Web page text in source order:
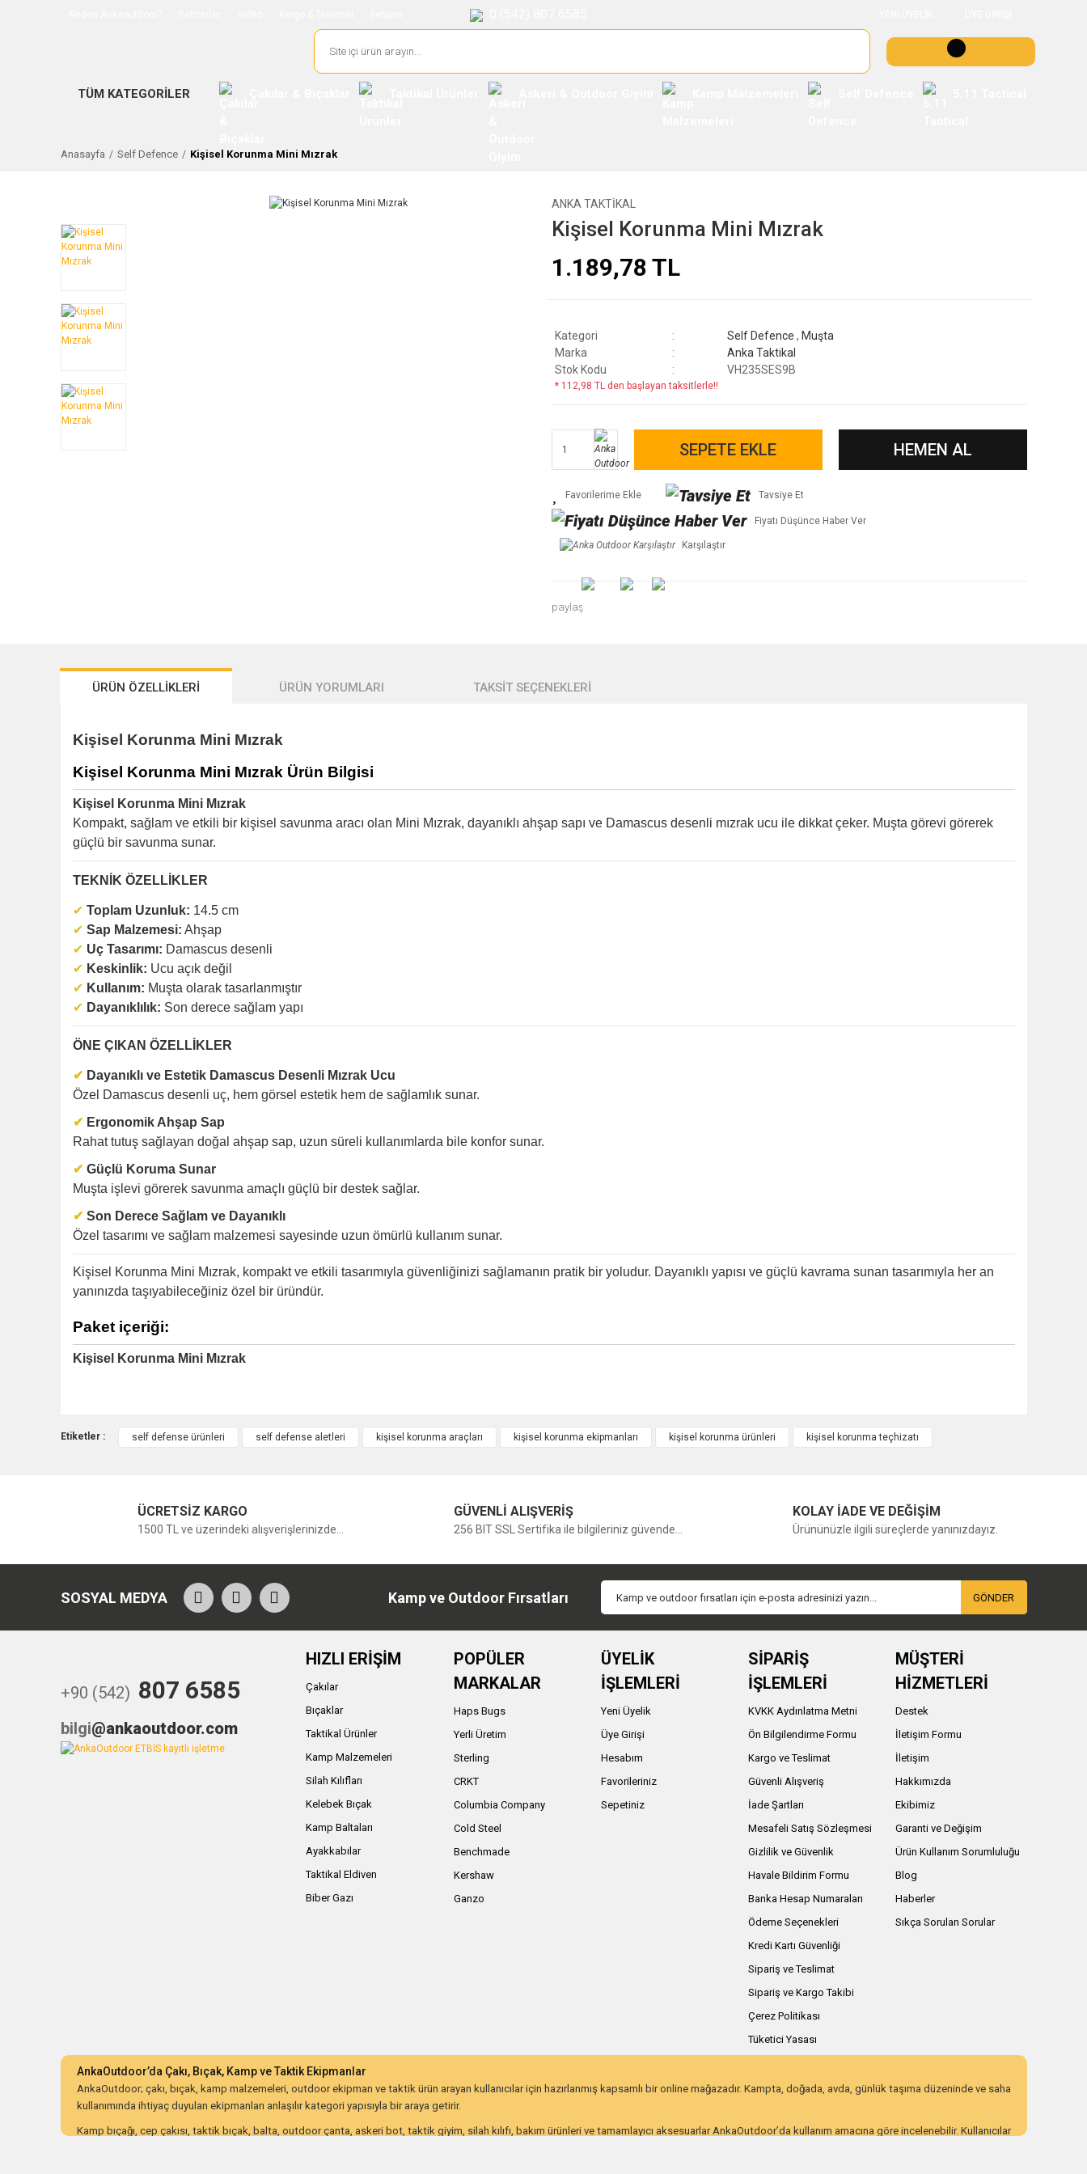
TÜM KATEGORİLER
Anasayfa Self Defence Kişisel Korunma Mini Mızrak
ANKA TAKTIKAL
Kişisel Korunma Mini Mızrak
1.189,78 TL
Kategori Self Defence , Muşta
Marka
Anka Taktikal
Stok Kodu
VH235SES9B
* 112,98 TL den başlayan taksitlerle!!
SEPETE EKLE HEMEN AL
Tavsiye Et
Fiyatı Düşünce Haber Ver
Karşılaştır
paylaş
ÜRÜN ÖZELLİKLERİ ÜRÜN YORUMLARI TAKSİT SEÇENEKLERİ
Kişisel Korunma Mini Mızrak
Kişisel Korunma Mini Mızrak Ürün Bilgisi
Kişisel Korunma Mini Mızrak
Kompakt, sağlam ve etkili bir kişisel savunma aracı olan Mini Mızrak, dayanıklı ahşap sapı ve Damascus desenli mızrak ucu ile dikkat çeker. Muşta görevi görerek
güçlü bir savunma sunar.
TEKNİK ÖZELLİKLER
✔ Toplam Uzunluk: 14.5 cm
✔ Sap Malzemesi: Ahşap
✔ Uç Tasarımı: Damascus desenli
✔ Keskinlik: Ucu açık değil
✔ Kullanım: Muşta olarak tasarlanmıştır
✔ Dayanıklılık: Son derece sağlam yapı
ÖNE ÇIKAN ÖZELLİKLER
✔ Dayanıklı ve Estetik Damascus Desenli Mızrak Ucu
Özel Damascus desenli uç, hem görsel estetik hem de sağlamlık sunar.
✔ Ergonomik Ahşap Sap
Rahat tutuş sağlayan doğal ahşap sap, uzun süreli kullanımlarda bile konfor sunar.
✔ Güçlü Koruma Sunar
Muşta işlevi görerek savunma amaçlı güçlü bir destek sağlar.
✔ Son Derece Sağlam ve Dayanıklı
Özel tasarımı ve sağlam malzemesi sayesinde uzun ömürlü kullanım sunar.
Kişisel Korunma Mini Mızrak, kompakt ve etkili tasarımıyla güvenliğinizi sağlamanın pratik bir yoludur. Dayanıklı yapısı ve güçlü kavrama sunan tasarımıyla her an
yanınızda taşıyabileceğiniz özel bir üründür.
Paket içeriği:
Kişisel Korunma Mini Mızrak
Yorum Yaz
Etiketler : self defense ürünleri self defense aletleri kişisel korunma araçları kişisel korunma ekipmanları kişisel korunma ürünleri kişisel korunma teçhizatı
ÜCRETSİZ KARGO
1500 TL ve üzerindeki alışverişlerinizde...
GÜVENLİ ALIŞVERİŞ
256 BIT SSL Sertifika ile bilgileriniz güvende...
KOLAY İADE VE DEĞİŞİM
Ürününüzle ilgili süreçlerde yanınızdayız.
SOSYAL MEDYA Kamp ve Outdoor Fırsatları GÖNDER
+90 (542) 807 6585
bilgi@ankaoutdoor.com
HIZLI ERİŞİM
Çakılar
Bıçaklar
Taktikal Ürünler
Kamp Malzemeleri
Silah Kılıfları
Kelebek Bıçak
Kamp Baltaları
Ayakkabılar
Taktikal Eldiven
Biber Gazı
POPÜLER
MARKALAR
Haps Bugs
Yerli Üretim
Sterling
CRKT
Columbia Company
Cold Steel
Benchmade
Kershaw
Ganzo
ÜYELİK
İŞLEMLERİ
Yeni Üyelik
Üye Girişi
Hesabım
Favorileriniz
Sepetiniz
SİPARİŞ
İŞLEMLERİ
KVKK Aydınlatma Metni
Ön Bilgilendirme Formu
Kargo ve Teslimat
Güvenli Alışveriş
İade Şartları
Mesafeli Satış Sözleşmesi
Gizlilik ve Güvenlik
Havale Bildirim Formu
Banka Hesap Numaraları
Ödeme Seçenekleri
Kredi Kartı Güvenliği
Sipariş ve Teslimat
Sipariş ve Kargo Takibi
Çerez Politikası
Tüketici Yasası
MÜŞTERİ
HİZMETLERİ
Destek
İletişim Formu
İletişim
Hakkımızda
Ekibimiz
Garanti ve Değişim
Ürün Kullanım Sorumluluğu
Blog
Haberler
Sıkça Sorulan Sorular
AnkaOutdoor’da Çakı, Bıçak, Kamp ve Taktik Ekipmanlar
AnkaOutdoor; çakı, bıçak, kamp malzemeleri, outdoor ekipman ve taktik ürün arayan kullanıcılar için hazırlanmış kapsamlı bir online mağazadır. Kampta, doğada, avda, günlük taşıma düzeninde ve saha
kullanımında ihtiyaç duyulan ekipmanları anlaşılır kategori yapısıyla bir araya getirir.
Kamp bıçağı, cep çakısı, taktik bıçak, balta, outdoor çanta, askeri bot, taktik giyim, silah kılıfı, bakım ürünleri ve tamamlayıcı aksesuarlar AnkaOutdoor’da kullanım amacına göre incelenebilir. Kullanıcılar